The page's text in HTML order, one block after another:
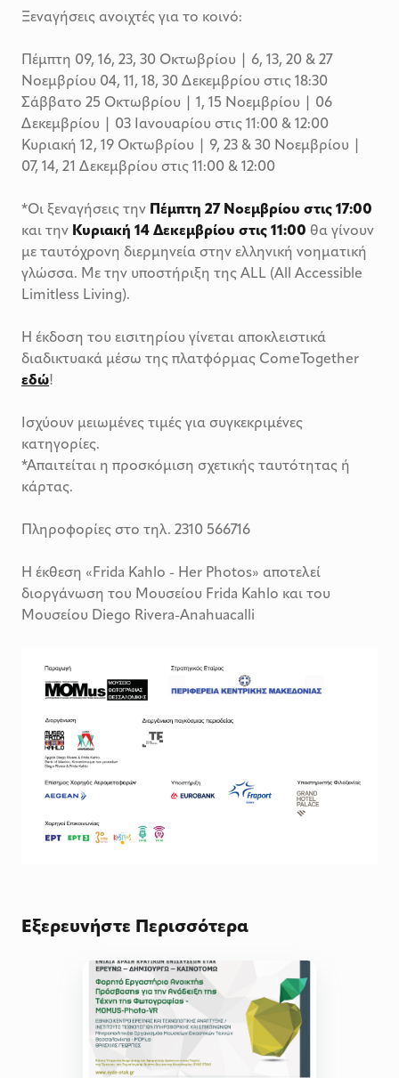
Ξεναγήσεις ανοιχτές για το κοινό:
Πέμπτη 09, 16, 23, 30 Οκτωβρίου | 6, 13, 20 & 27
Νοεμβρίου 04, 11, 18, 30 Δεκεμβρίου στις 18:30
Σάββατο 25 Οκτωβρίου | 1, 15 Νοεμβρίου | 06
Δεκεμβρίου | 03 Ιανουαρίου στις 11:00 & 12:00
Kυριακή 12, 19 Οκτωβρίου | 9, 23 & 30 Νοεμβρίου |
07, 14, 21 Δεκεμβρίου στις 11:00 & 12:00
*Οι ξεναγήσεις την Πέμπτη 27 Νοεμβρίου στις 17:00
και την Κυριακή 14 Δεκεμβρίου στις 11:00 θα γίνουν
με ταυτόχρονη διερμηνεία στην ελληνική νοηματική
γλώσσα. Με την υποστήριξη της ALL (All Accessible
Limitless Living).
Η έκδοση του εισιτηρίου γίνεται αποκλειστικά
διαδικτυακά μέσω της πλατφόρμας ComeTogether
εδώ!
Ισχύουν μειωμένες τιμές για συγκεκριμένες
κατηγορίες.
*Απαιτείται η προσκόμιση σχετικής ταυτότητας ή
κάρτας.
Πληροφορίες στο τηλ. 2310 566716
Η έκθεση «Frida Kahlo - Her Photos» αποτελεί
διοργάνωση του Μουσείου Frida Kahlo και του
Μουσείου Diego Rivera-Anahuacalli
Εξερευνήστε Περισσότερα